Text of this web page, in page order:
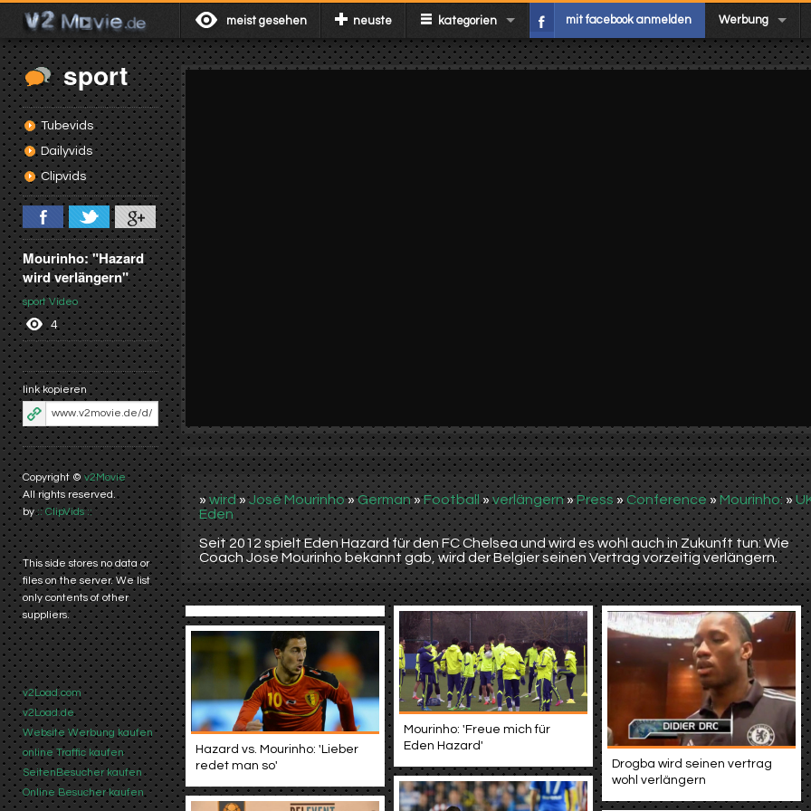
meist gesehen neuste kategorien mit facebook anmelden Werbung
sport
Tubevids
Dailyvids
Clipvids
Mourinho: "Hazard
wird verlängern"
sport Video
4
link kopieren
Copyright © v2Movie
All rights reserved.
by:: ClipVids ::
This side stores no data or
files on the server. We list
only contents of other
suppliers.
v2Load.com
v2Load.de
Website Werbung kaufen
online Traffic kaufen
SeitenBesucher kaufen
Online Besucher kaufen
»wird»José Mourinho»German»Football»verlängern»Press»Conference»Mourinho:»
Eden
Seit 2012 spielt Eden Hazard für den FC Chelsea und wird es wohl auch in Zukunft tun: Wie
Coach Jose Mourinho bekannt gab, wird der Belgier seinen Vertrag vorzeitig verlängern.
Mourinho: 'Freue mich für
Eden Hazard'
Drogba wird seinen vertrag
wohl verlängern
Hazard vs. Mourinho: 'Lieber
redet man so'